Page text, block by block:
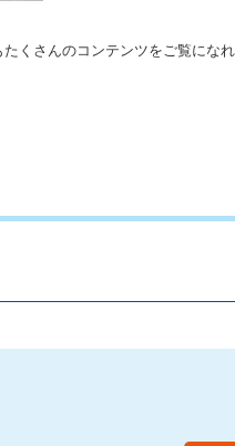
くさんのコンテンツをご覧になれ